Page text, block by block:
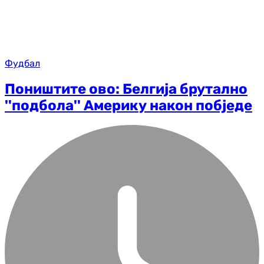
Фудбал
Поништите ово: Белгија брутално
''подбола'' Америку након побједе